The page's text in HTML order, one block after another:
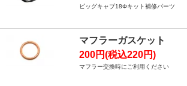
ビッグキャブ18Φキット補修パーツ
マフラーガスケット
200円(税込220円)
マフラー交換時にご利用ください